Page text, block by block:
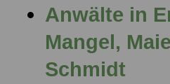
Anwälte in
Mangel,
Schmidt